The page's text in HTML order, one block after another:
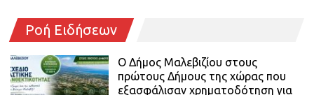
Ροή Ειδήσεων
Ο Δήμος Μαλεβιζίου στους
πρώτους Δήμους της χώρας που
εξασφάλισαν χρηματοδότηση για